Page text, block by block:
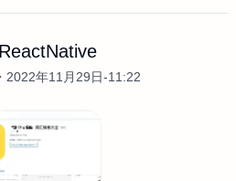
2022年11月29日-11:22